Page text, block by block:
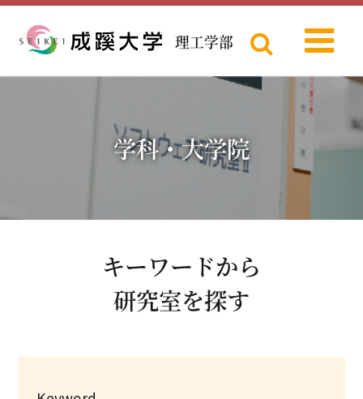
理工学部
学科・大学院
キーワードから
研究室を探す